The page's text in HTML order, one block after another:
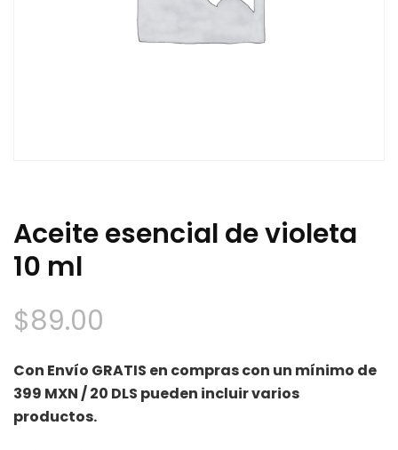
Aceite esencial de violeta
10 ml
$89.00
Con Envío GRATIS en compras con un mínimo de
399 MXN / 20 DLS pueden incluir varios
productos.